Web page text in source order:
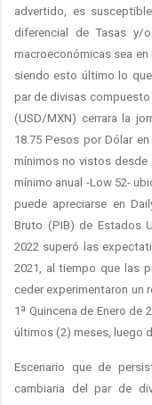
advertido, es
diferencial de Tasas y/
macroeconómicas sea
siendo esto último lo
par de divisas compuesto
(USD/MXN) cerrara la
18.75 Pesos por Dólar
mínimos no vistos desde
mínimo anual -Low 52-
puede apreciarse en
Bruto (PIB) de Estados
2022 superó las
2021, al tiempo que las
ceder experimentaron un
1ª Quincena de Enero de
últimos (2) meses, luego
Escenario que de
cambiaria del par de